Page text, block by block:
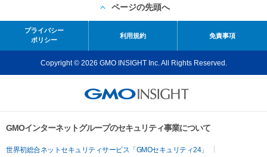
ページの先頭へ
プライバシー
ポリシー
利用規約 免責事項
Copyright © 2026 GMO INSIGHT Inc. All Rights Reserved.
GMOインターネットグループのセキュリティ事業について
世界初総合ネットセキュリティサービス「GMOセキュリティ24」